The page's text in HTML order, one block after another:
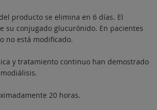
producto se elimina en 6 días. El
conjugado glucurónido. En pacientes
no está modificado.
y tratamiento continuo han demostrado
20 horas.